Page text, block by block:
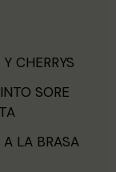
CHERRYS
SORE
A LA BRASA